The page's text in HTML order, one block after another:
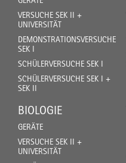
VERSUCHE SEK II +
UNIVERSITÄT
DEMONSTRATIONSVERSUCHE
SEK I
SCHÜLERVERSUCHE SEK I
SCHÜLERVERSUCHE SEK I +
SEK II
BIOLOGIE
GERÄTE
VERSUCHE SEK II +
UNIVERSITÄT